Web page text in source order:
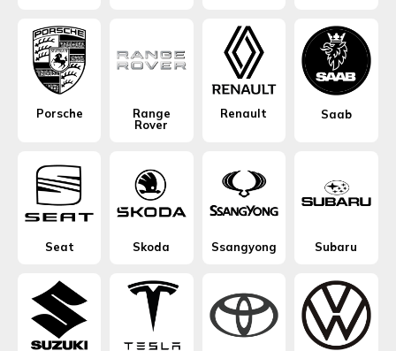
Porsche
Range
Rover
Renault Saab
Seat Skoda Ssangyong Subaru